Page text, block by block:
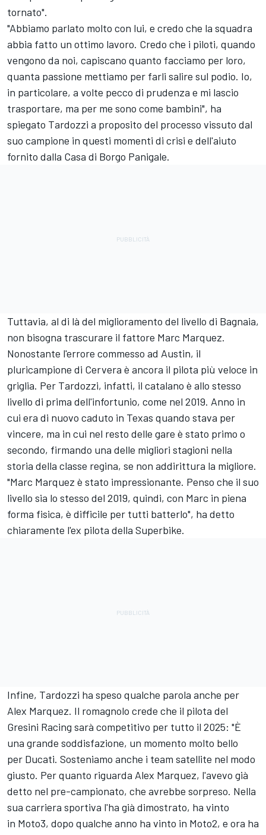
tornato".
"Abbiamo parlato molto con lui, e credo che la squadra
abbia fatto un ottimo lavoro. Credo che i piloti, quando
vengono da noi, capiscano quanto facciamo per loro,
quanta passione mettiamo per farli salire sul podio. Io,
in particolare, a volte pecco di prudenza e mi lascio
trasportare, ma per me sono come bambini", ha
spiegato Tardozzi a proposito del processo vissuto dal
suo campione in questi momenti di crisi e dell'aiuto
fornito dalla Casa di Borgo Panigale.
Tuttavia, al di là del miglioramento del livello di Bagnaia,
non bisogna trascurare il fattore Marc Marquez.
Nonostante l'errore commesso ad Austin, il
pluricampione di Cervera è ancora il pilota più veloce in
griglia. Per Tardozzi, infatti, il catalano è allo stesso
livello di prima dell'infortunio, come nel 2019. Anno in
cui era di nuovo caduto in Texas quando stava per
vincere, ma in cui nel resto delle gare è stato primo o
secondo, firmando una delle migliori stagioni nella
storia della classe regina, se non addirittura la migliore.
"Marc Marquez è stato impressionante. Penso che il suo
livello sia lo stesso del 2019, quindi, con Marc in piena
forma fisica, è difficile per tutti batterlo", ha detto
chiaramente l'ex pilota della Superbike.
Infine, Tardozzi ha speso qualche parola anche per
Alex Marquez. Il romagnolo crede che il pilota del
Gresini Racing sarà competitivo per tutto il 2025: "È
una grande soddisfazione, un momento molto bello
per Ducati. Sosteniamo anche i team satellite nel modo
giusto. Per quanto riguarda Alex Marquez, l'avevo già
detto nel pre-campionato, che avrebbe sorpreso. Nella
sua carriera sportiva l'ha già dimostrato, ha vinto
in Moto3, dopo qualche anno ha vinto in Moto2, e ora ha